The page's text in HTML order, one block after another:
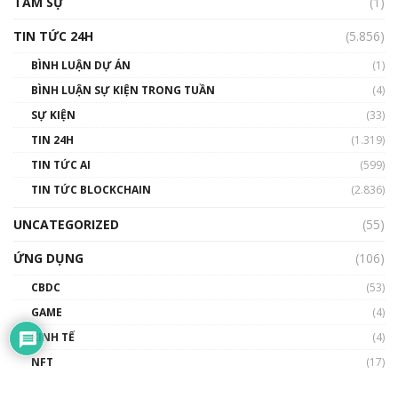
TIN TỨC 24H
(5.856)
BÌNH LUẬN DỰ ÁN
(1)
BÌNH LUẬN SỰ KIỆN TRONG TUẦN
(4)
SỰ KIỆN
(33)
TIN 24H
(1.319)
TIN TỨC AI
(599)
TIN TỨC BLOCKCHAIN
(2.836)
UNCATEGORIZED
(55)
ỨNG DỤNG
(106)
CBDC
(53)
GAME
(4)
KINH TẾ
(4)
NFT
(17)